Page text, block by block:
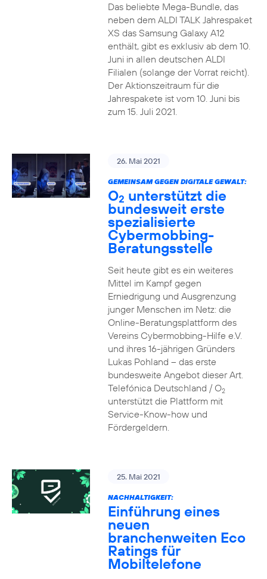
Das beliebte Mega-Bundle, das
neben dem ALDI TALK Jahrespaket
XS das Samsung Galaxy A12
enthält, gibt es exklusiv ab dem 10.
Juni in allen deutschen ALDI
Filialen (solange der Vorrat reicht).
Der Aktionszeitraum für die
Jahrespakete ist vom 10. Juni bis
zum 15. Juli 2021.
26. Mai 2021
GEMEINSAM GEGEN DIGITALE GEWALT:
O2 unterstützt die
bundesweit erste
spezialisierte
Cybermobbing-
Beratungsstelle
Seit heute gibt es ein weiteres
Mittel im Kampf gegen
Erniedrigung und Ausgrenzung
junger Menschen im Netz: die
Online-Beratungsplattform des
Vereins Cybermobbing-Hilfe e.V.
und ihres 16-jährigen Gründers
Lukas Pohland – das erste
bundesweite Angebot dieser Art.
Telefónica Deutschland / O2
unterstützt die Plattform mit
Service-Know-how und
Fördergeldern.
25. Mai 2021
NACHHALTIGKEIT:
Einführung eines
neuen
branchenweiten Eco
Ratings für
Mobiltelefone